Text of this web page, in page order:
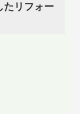
たリフォー